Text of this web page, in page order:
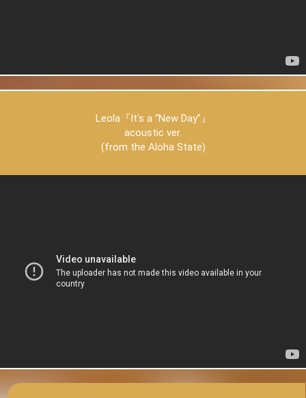
Leola『It's a “New Day”』
acoustic ver.
(from the Aloha State)